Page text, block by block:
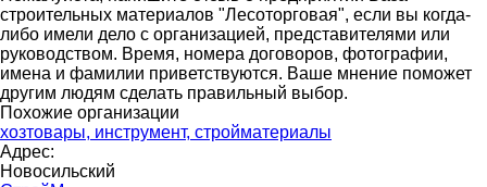
строительных материалов "Лесоторговая", если вы когда-
либо имели дело с организацией, представителями или
руководством. Время, номера договоров, фотографии,
имена и фамилии приветствуются. Ваше мнение поможет
другим людям сделать правильный выбор.
Похожие организации
хозтовары, инструмент, стройматериалы
Адрес:
Новосильский